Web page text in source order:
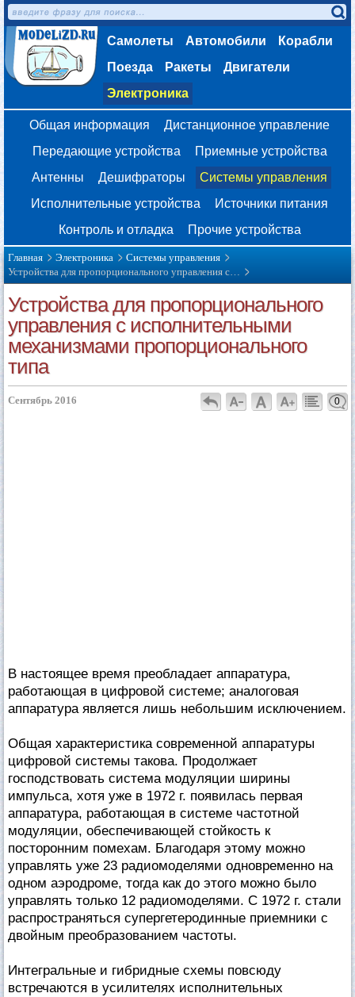
Самолеты Автомобили
Корабли
Поезда
Ракеты
Двигатели
Электроника
Общая информация
Дистанционное управление
Передающие устройства
Приемные устройства
Антенны
Дешифраторы
Системы управления
Исполнительные устройства
Источники питания
Контроль и отладка
Прочие устройства
Главная Электроника
Системы управления
Устройства для пропорционального управления с…
Устройства для пропорционального
управления с исполнительными
механизмами пропорционального
типа
Сентябрь 2016 0
В настоящее время преобладает аппаратура,
работающая в цифровой системе; аналоговая
аппаратура является лишь небольшим исключением.
Общая характеристика современной аппаратуры
цифровой системы такова. Продолжает
господствовать система модуляции ширины
импульса, хотя уже в 1972 г. появилась первая
аппаратура, работающая в системе частотной
модуляции, обеспечивающей стойкость к
посторонним помехам. Благодаря этому можно
управлять уже 23 радиомоделями одновременно на
одном аэродроме, тогда как до этого можно было
управлять только 12 радиомоделями. С 1972 г. стали
распространяться супергетеродинные приемники с
двойным преобразованием частоты.
Интегральные и гибридные схемы повсюду
встречаются в усилителях исполнительных